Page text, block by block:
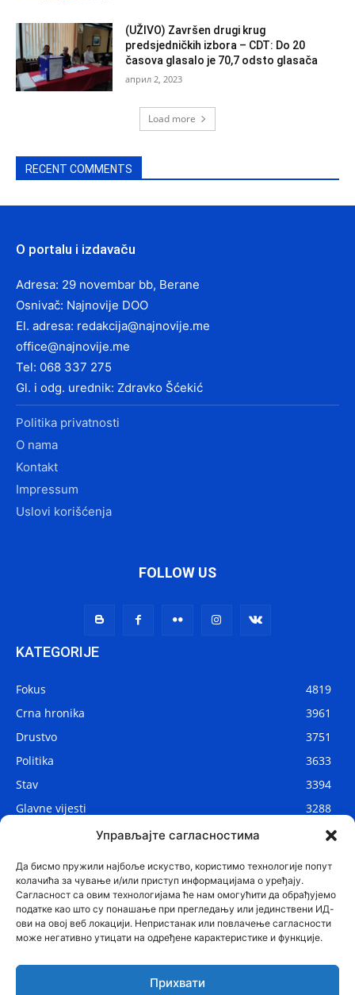
Управљајте сагласностима
Да бисмо пружили најбоље искуство, користимо технологије попут
колачића за чување и/или приступ информацијама о уређају.
Сагласност са овим технологијама ће нам омогућити да обрађујемо
податке као што су понашање при прегледању или јединствени ИД-
ови на овој веб локацији. Непристанак или повлачење сагласности
може негативно утицати на одређене карактеристике и функције.
Прихвати
(UŽIVO) Završen drugi krug
predsjedničkih izbora – CDT: Do 20
časova glasalo je 70,7 odsto glasača
април 2, 2023
Load more
RECENT COMMENTS
O portalu i izdavaču
Adresa: 29 novembar bb, Berane
Osnivač: Najnovije DOO
El. adresa: redakcija@najnovije.me
office@najnovije.me
Tel: 068 337 275
Gl. i odg. urednik: Zdravko Šćekić
Politika privatnosti
O nama
Kontakt
Impressum
Uslovi korišćenja
FOLLOW US
KATEGORIJE
Fokus
4819
Crna hronika
3961
Drustvo
3751
Politika
3633
Stav
3394
Glavne vijesti
3288
2912